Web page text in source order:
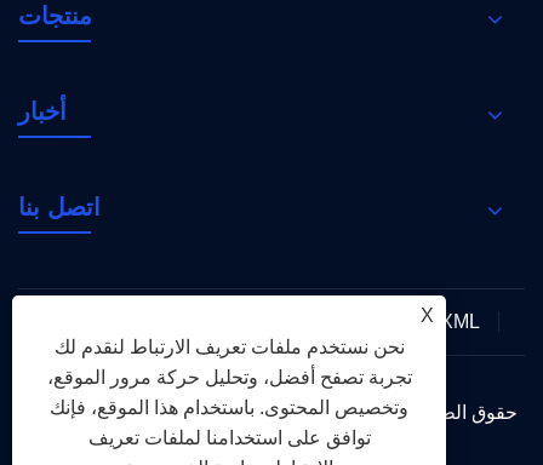
منتجات
أخبار
اتصل بنا
XML
حقوق الطبع والنشر © 2026 Holy Flame Group جميع الحقوق
محفوظة.
X
نحن نستخدم ملفات تعريف الارتباط لنقدم لك
تجربة تصفح أفضل، وتحليل حركة مرور الموقع،
وتخصيص المحتوى. باستخدام هذا الموقع، فإنك
توافق على استخدامنا لملفات تعريف